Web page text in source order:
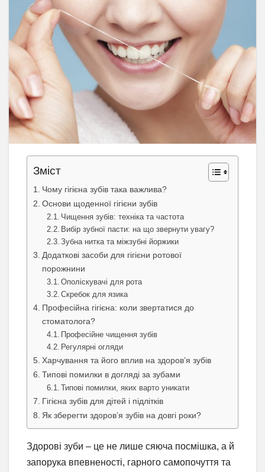
Зміст
Чому гігієна зубів така важлива?
Основи щоденної гігієни зубів
Чищення зубів: техніка та частота
Вибір зубної пасти: на що звернути увагу?
Зубна нитка та міжзубні йоржики
Додаткові засоби для гігієни ротової
порожнини
Ополіскувачі для рота
Скребок для язика
Професійна гігієна: коли звертатися до
стоматолога?
Професійне чищення зубів
Регулярні огляди
Харчування та його вплив на здоров’я зубів
Типові помилки в догляді за зубами
Типові помилки, яких варто уникати
Гігієна зубів для дітей і підлітків
Як зберегти здоров’я зубів на довгі роки?
Здорові зуби – це не лише сяюча посмішка, а й
запорука впевненості, гарного самопочуття та